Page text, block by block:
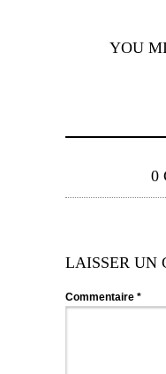
YOU
0
LAISSER UN
Commentaire *